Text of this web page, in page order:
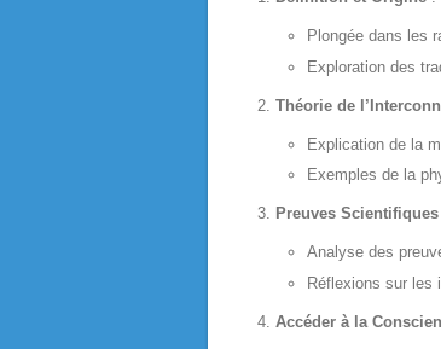
Plongée dans les
Exploration des
Théorie de
Explication de la
Exemples de la
Preuves
Analyse des
Réflexions sur les
Accéder à la